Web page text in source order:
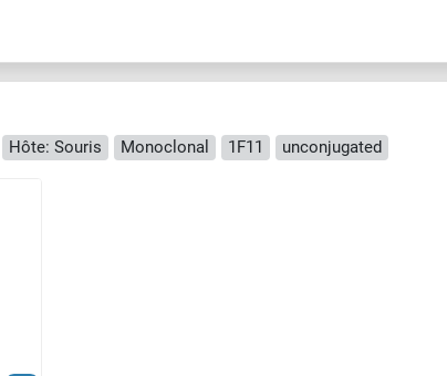
Hôte: Souris Monoclonal 1F11 unconjugated